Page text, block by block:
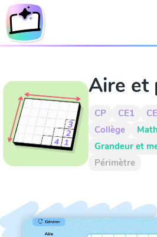
Aire et
CP CE1
Collège
Grandeur et
Périmètre